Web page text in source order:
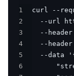
1
2
3
4
5
6